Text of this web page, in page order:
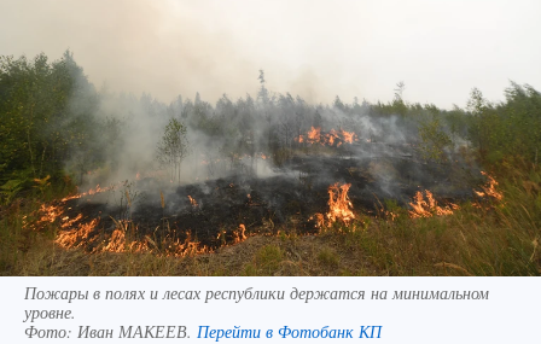
Пожары в полях и лесах республики держатся на минимальном
уровне.
Фото: Иван МАКЕЕВ. Перейти в Фотобанк КП